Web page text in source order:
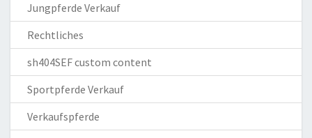
Jungpferde Verkauf
Rechtliches
sh404SEF custom content
Sportpferde Verkauf
Verkaufspferde